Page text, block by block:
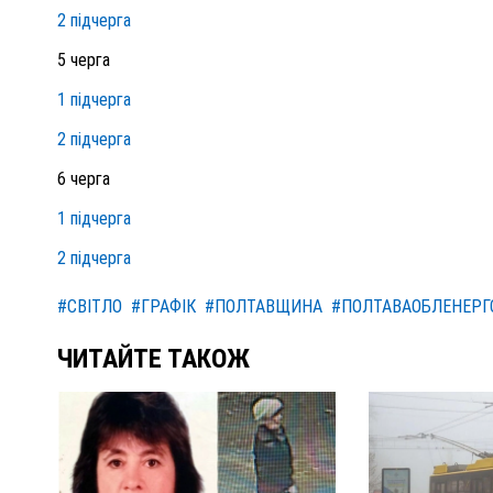
2 підчерга
5 черга
1 підчерга
2 підчерга
6 черга
1 підчерга
2 підчерга
#СВІТЛО #ГРАФІК #ПОЛТАВЩИНА
ЧИТАЙТЕ ТАКОЖ